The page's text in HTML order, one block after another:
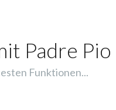
Padre Pio
Funktionen...